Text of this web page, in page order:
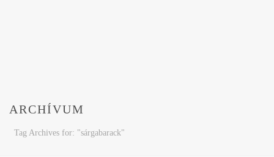
ARCHÍVUM
Tag Archives for: "sárgabarack"